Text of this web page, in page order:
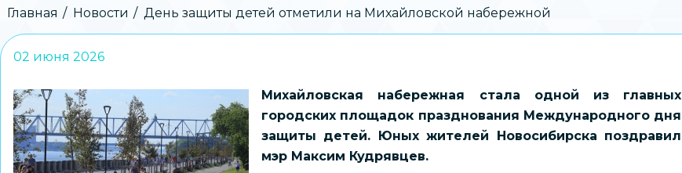
Строка
навигации
Главная Новости День защиты детей отметили на Михайловской набережной
02 июня 2026
Михайловская набережная стала одной из главных
городских площадок празднования Международного дня
защиты детей. Юных жителей Новосибирска поздравил
мэр Максим Кудрявцев.